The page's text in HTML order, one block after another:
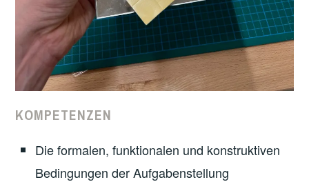
KOMPETENZEN
Die formalen, funktionalen und konstruktiven
Bedingungen der Aufgabenstellung